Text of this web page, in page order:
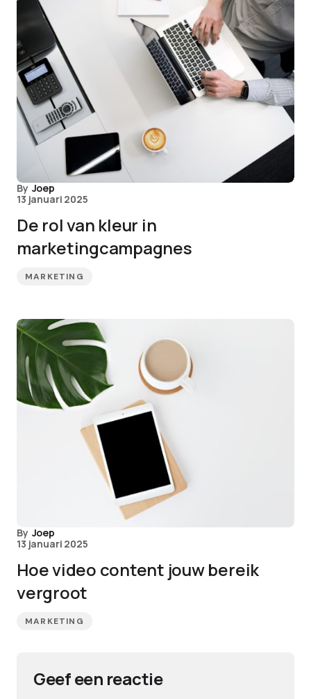
By Joep
13 januari 2025
De rol van kleur in
marketingcampagnes
MARKETING
By Joep
13 januari 2025
Hoe video content jouw bereik
vergroot
MARKETING
Geef een reactie